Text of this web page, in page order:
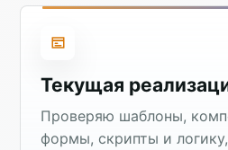
Текущая
Проверяю шаблоны,
формы, скрипты и